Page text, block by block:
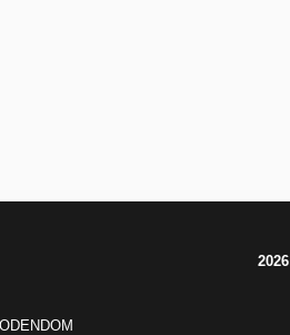
2026